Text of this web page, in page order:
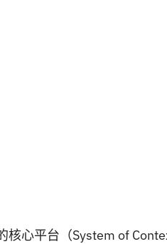
心平台（System of